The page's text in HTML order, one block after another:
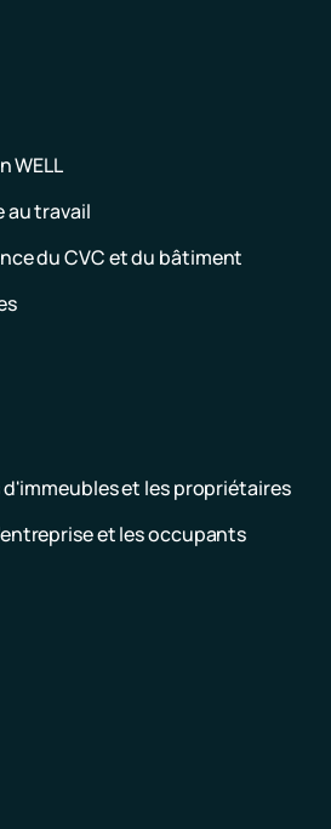
WELL
au travail
du CVC et du bâtiment
et les propriétaires
et les occupants